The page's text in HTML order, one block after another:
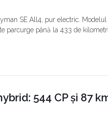
SE All4, pur electric. Modelul
parcurge până la 433 de
544 CP și 87